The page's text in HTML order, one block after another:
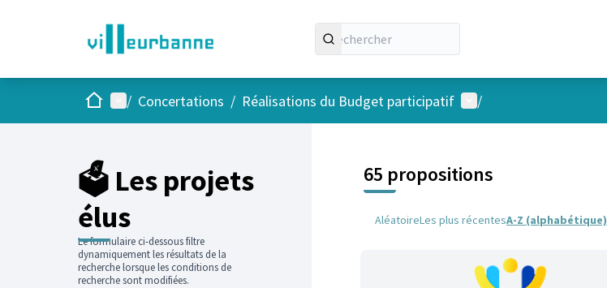
AccueilMenu principal
/ Concertations / Réalisations du Budget participatif Menu utilisateur
/
🗳️ Les projets
élus
Le formulaire ci-dessous filtre
dynamiquement les résultats de la
recherche lorsque les conditions de
recherche sont modifiées.
65 propositions
AléatoireLes plus récentesA-Z (alphabétique)